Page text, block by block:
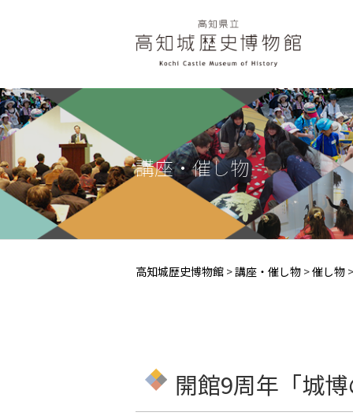
講座・催し物
高知城歴史博物館 >講座・催し物 >催し物
開館9周年「城